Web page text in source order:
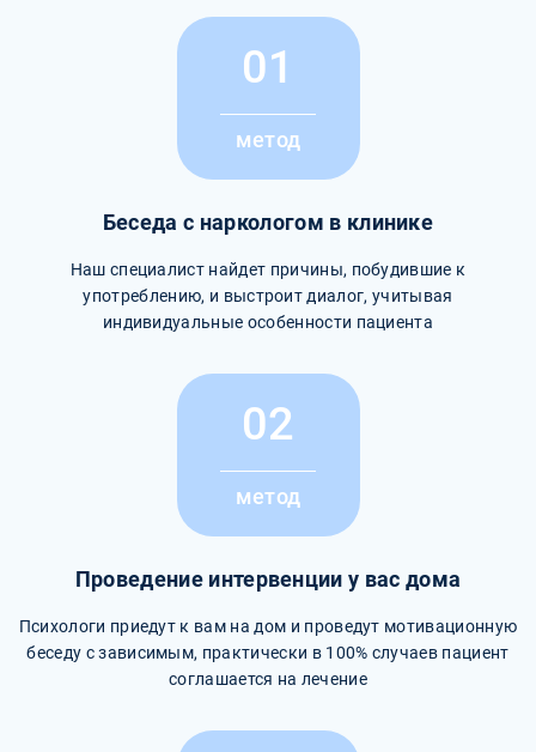
01
метод
Беседа с наркологом в клинике
Наш специалист найдет причины, побудившие к
употреблению, и выстроит диалог, учитывая
индивидуальные особенности пациента
02
метод
Проведение интервенции у вас дома
Психологи приедут к вам на дом и проведут мотивационную
беседу с зависимым, практически в 100% случаев пациент
соглашается на лечение